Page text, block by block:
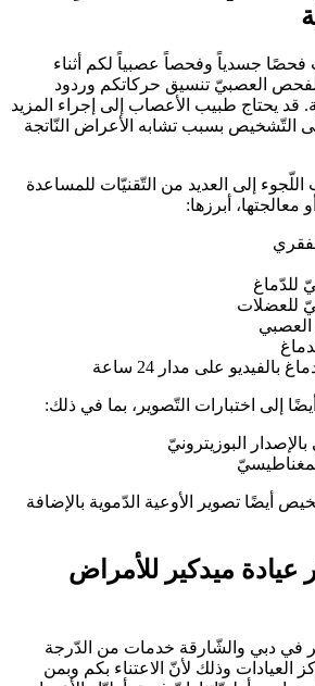
جسدياً وفحصاً عصبياً لكم أثناء
العصبيّ تنسيق حركاتكم وردود
قد يحتاج طبيب الأعصاب إلى إجراء المزيد
التّشخيص بسبب تشابه الأعراض النّاتجة
إلى العديد من التّقنيّات للمساعدة
أبرزها:
للدّماغ
للعضلات
على مدار 24 ساعة
إلى اختبارات التّصوير، بما في ذلك:
البوزيترونيّ
أيضًا تصوير الأوعية الدّموية بالإضافة
عيادة ميدكير للأمراض
في دبي والشّارقة خدمات من الدّرجة
العيادات وذلك لأنّ الاعتناء بكم وبمن